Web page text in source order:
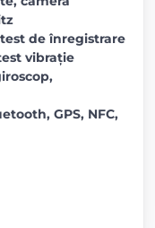
de înregistrare
vibrație
GPS, NFC,